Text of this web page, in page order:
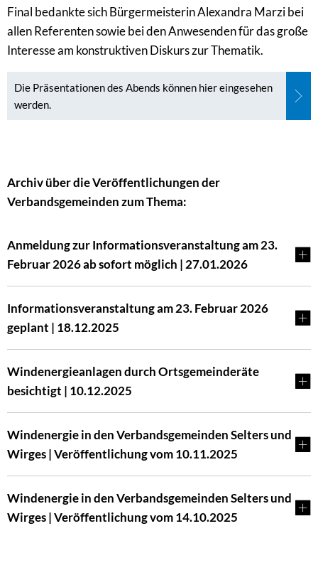
Final bedankte sich Bürgermeisterin Alexandra Marzi bei
allen Referenten sowie bei den Anwesenden für das große
Interesse am konstruktiven Diskurs zur Thematik.
Die Präsentationen des Abends können hier eingesehen
werden.
Archiv über die Veröffentlichungen der
Verbandsgemeinden zum Thema:
Anmeldung zur Informationsveranstaltung am 23.
Februar 2026 ab sofort möglich | 27.01.2026
Informationsveranstaltung am 23. Februar 2026
geplant | 18.12.2025
Windenergieanlagen durch Ortsgemeinderäte
besichtigt | 10.12.2025
Windenergie in den Verbandsgemeinden Selters und
Wirges | Veröffentlichung vom 10.11.2025
Windenergie in den Verbandsgemeinden Selters und
Wirges | Veröffentlichung vom 14.10.2025